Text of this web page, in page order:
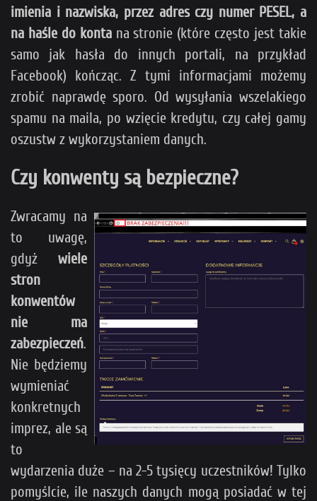
imienia i nazwiska, przez adres czy numer PESEL, a
na haśle do kontana stronie (które często jest takie
samo jak hasła do innych portali, na przykład
Facebook) kończąc. Z tymi informacjami możemy
zrobić naprawdę sporo. Od wysyłania wszelakiego
spamu na maila, po wzięcie kredytu, czy całej gamy
oszustw z wykorzystaniem danych.
Czy konwenty są bezpieczne?
Zwracamy na
to uwagę,
gdyż wiele
stron
konwentów
nie ma
zabezpieczeń.
Nie będziemy
wymieniać
konkretnych
imprez, ale są
to
wydarzenia duże – na 2-5 tysięcy uczestników! Tylko
pomyślcie, ile naszych danych mogą posiadać w tej